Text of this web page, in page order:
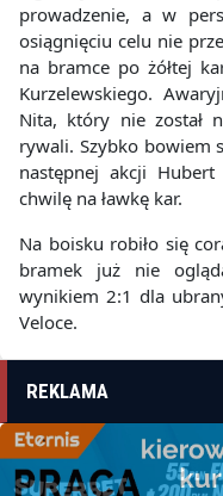
prowadzenie, a w
osiągnięciu celu nie
na bramce po żółtej
Kurzelewskiego.
Nita, który nie został
rywali. Szybko bowiem
następnej akcji Hubert
chwilę na ławkę kar.
Na boisku robiło się
bramek już nie
wynikiem 2:1 dla
Veloce.
REKLAMA